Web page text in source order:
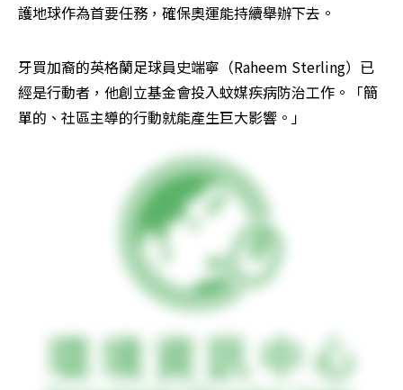
護地球作為首要任務，確保奧運能持續舉辦下去。
牙買加裔的英格蘭足球員史端寧（Raheem Sterling）已
經是行動者，他創立基金會投入蚊媒疾病防治工作。「簡
單的、社區主導的行動就能產生巨大影響。」